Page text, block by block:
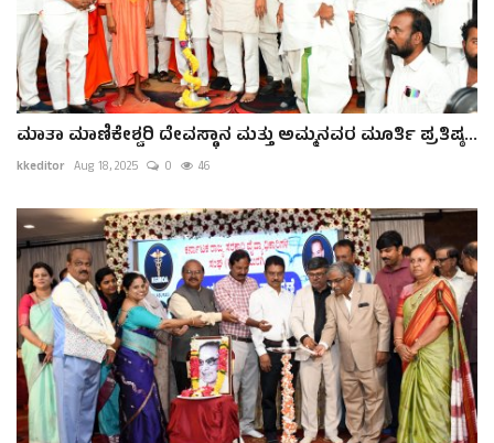
ಮಾತಾ ಮಾಣಿಕೇಶ್ವರಿ ದೇವಸ್ಥಾನ ಮತ್ತು ಅಮ್ಮನವರ ಮೂರ್ತಿ ಪ್ರತಿಷ್ಠ...
kkeditor Aug 18, 2025 0 46